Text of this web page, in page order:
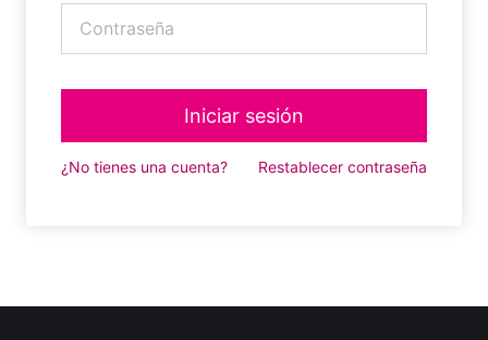
Iniciar sesión
¿No tienes una cuenta? Restablecer contraseña